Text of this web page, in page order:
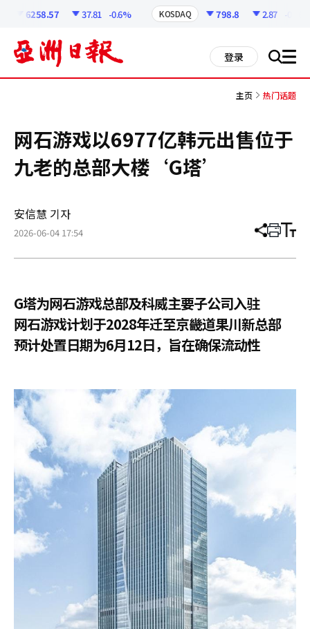
6258.57 37.81 -0.6% KOSDAQ 798.8 2.87 -0.36%
登录 搜 all
主页 热门话题
网石游戏以6977亿韩元出售位于
九老的总部大楼‘G塔’
安信慧 기자
2026-06-04 17:54 分
章
打 调
小
G塔为网石游戏总部及科威主要子公司入驻
网石游戏计划于2028年迁至京畿道果川新总部
预计处置日期为6月12日，旨在确保流动性